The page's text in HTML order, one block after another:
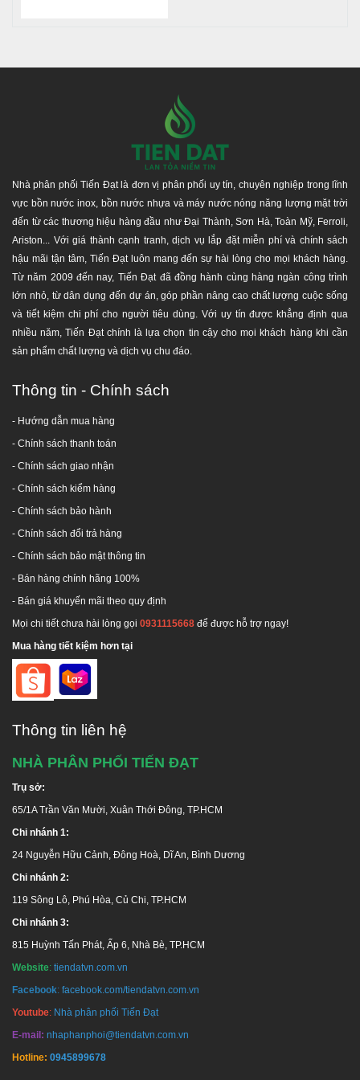
Đồng Nai, Long An, Tây Ninh... và các tỉnh lân cận. Chúng
hàng khi mua và sử dụng sản phẩm của công ty chúng tôi,
như giao hàng nhanh chóng, hàng đúng chất lượng, an
toàn tuyệt đối, giá khuyến mãi và ưu đãi công trình công
nghiệp. Là lựa chọn tốt nhất cho Quý khách hàng khi mua,
sử dụng sản phẩm tại đây.
Thời gian bảo hành chính hãng: 12 năm
Chính hãng - Đúng chất lượng, cam kết bồi thường
100% giá trị đơn hàng nếu giao hàng không chính
hãng.
Đảm bảo chăm sóc từ đội ngũ nhân viên kĩ thuật và
bán hàng trong và sau quá trình sử dụng sản phẩm.
Đăt hàng ngay để chúng tôi phục vụ tốt nhất cho Quý
khách Hotline: 0917944699. Cảm ơn quý khách!
Hãy liên hệ chúng tôi để nhận được tư vấn miễn phí
GIAO HÀNG MIỄN PHÍ TOÀN QUỐC
Trụ sở:
Nhà phân phối Tiến Đạt là đơn vị phân phối uy tín, chuyên nghiệp trong lĩnh
vực bồn nước inox, bồn nước nhựa và máy nước nóng năng lượng mặt trời
đến từ các thương hiệu hàng đầu như Đại Thành, Sơn Hà, Toàn Mỹ, Ferroli,
Ariston... Với giá thành cạnh tranh, dịch vụ lắp đặt miễn phí và chính sách
hậu mãi tận tâm, Tiến Đạt luôn mang đến sự hài lòng cho mọi khách hàng.
Từ năm 2009 đến nay, Tiến Đạt đã đồng hành cùng hàng ngàn công trình
lớn nhỏ, từ dân dụng đến dự án, góp phần nâng cao chất lượng cuộc sống
và tiết kiệm chi phí cho người tiêu dùng. Với uy tín được khẳng định qua
nhiều năm, Tiến Đạt chính là lựa chọn tin cậy cho mọi khách hàng khi cần
sản phẩm chất lượng và dịch vụ chu đáo.
Thông tin - Chính sách
- Hướng dẫn mua hàng
- Chính sách thanh toán
- Chính sách giao nhận
- Chính sách kiểm hàng
- Chính sách bảo hành
- Chính sách đổi trả hàng
- Chính sách bảo mật thông tin
- Bán hàng chính hãng 100%
- Bán giá khuyến mãi theo quy định
Mọi chi tiết chưa hài lòng gọi 0931115668 để được hỗ trợ ngay!
Mua hàng tiết kiệm hơn tại
Thông tin liên hệ
NHÀ PHÂN PHỐI TIẾN ĐẠT
Trụ sở:
65/1A Trần Văn Mười, Xuân Thới Đông, TP.HCM
Chi nhánh 1:
24 Nguyễn Hữu Cảnh, Đông Hoà, Dĩ An, Bình Dương
Chi nhánh 2:
119 Sông Lô, Phú Hòa, Củ Chi, TP.HCM
Chi nhánh 3:
815 Huỳnh Tấn Phát, Ấp 6, Nhà Bè, TP.HCM
Website: tiendatvn.com.vn
Facebook: facebook.com/tiendatvn.com.vn
Youtube: Nhà phân phối Tiến Đạt
E-mail: nhaphanphoi@tiendatvn.com.vn
Hotline: 0945899678